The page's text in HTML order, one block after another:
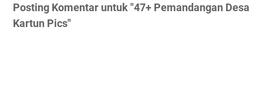
Posting Komentar untuk "47+ Pemandangan Desa
Kartun Pics"